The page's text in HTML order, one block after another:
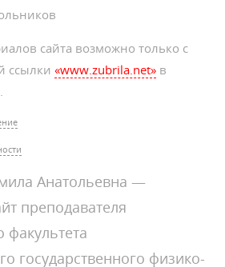
сайта возможно только с
ссылки«www.zubrila.net» в
Анатольевна —
преподавателя
факультета
государственного физико-